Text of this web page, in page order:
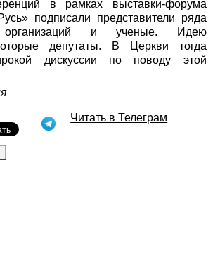
в рамках выставки-форума
подписали представители ряда
организаций и ученые. Идею
депутаты. В Церкви тогда
дискуссии по поводу этой
Читать в Телеграм